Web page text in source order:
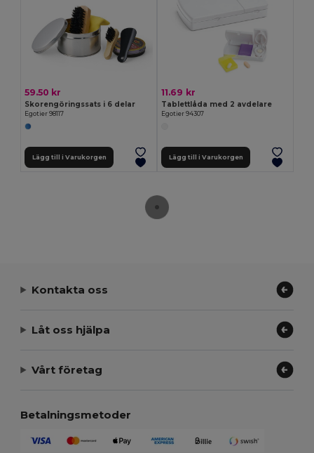
59.50 kr
Skorengöringssats i 6 delar
Egotier 98117
Lägg till i Varukorgen
11.69 kr
Tablettlåda med 2 avdelare
Egotier 94307
Lägg till i Varukorgen
Kontakta oss
Låt oss hjälpa
Vårt företag
Betalningsmetoder